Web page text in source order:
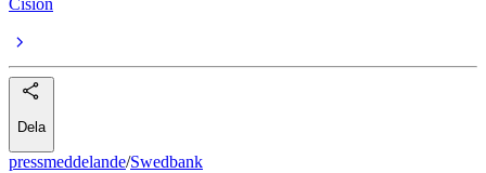
Dela
pressmeddelande/Swedbank